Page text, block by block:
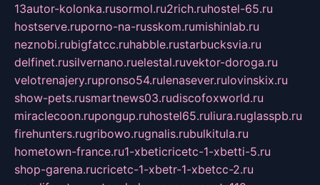
13autor-kolonka.rusormol.ru2rich.ruhostel-65.ru
hostserve.ruporno-na-russkom.rumishinlab.ru
neznobi.rubigfatcc.ruhabble.rustarbucksvia.ru
delfinet.rusilvernano.ruelestal.ruvektor-doroga.ru
velotrenajery.rupronso54.rulenasever.rulovinskix.ru
show-pets.rusmartnews03.rudiscofoxworld.ru
miraclecoon.rupongup.ruhostel65.ruliura.ruglasspb.ru
firehunters.rugribowo.rugnalis.rubulkitula.ru
hometown-france.ru1-xbeticricetc-1-xbetti-5.ru
shop-garena.rucricetc-1-xbetr-1-xbetcc-2.ru